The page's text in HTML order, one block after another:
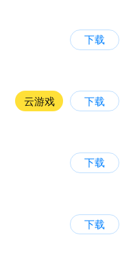
下载
云游戏 下载
下载
下载